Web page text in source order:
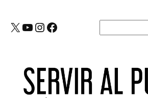
contenido
X YouTube
Instagram
Facebook